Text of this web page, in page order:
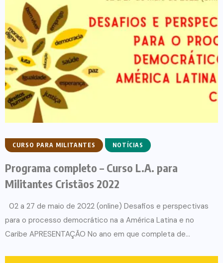
CURSO PARA MILITANTES NOTÍCIAS
Programa completo – Curso L.A. para
Militantes Cristãos 2022
02 a 27 de maio de 2022 (online) Desafios e perspectivas
para o processo democrático na a América Latina e no
Caribe APRESENTAÇÃO No ano em que completa de...